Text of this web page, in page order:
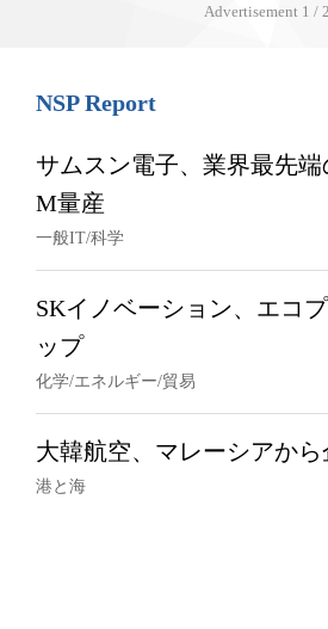
Advertisement 1 / 2
NSP Report
サムスン電子、業界最先端
M量産
一般IT/科学
SKイノベーション、エコ
ップ
化学/エネルギー/貿易
大韓航空、マレーシアか
港と海